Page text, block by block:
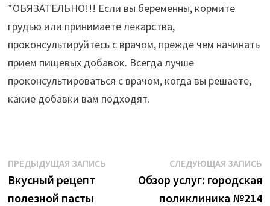
*ОБЯЗАТЕЛЬНО!!! Если вы беременны, кормите
грудью или принимаете лекарства,
проконсультируйтесь с врачом, прежде чем начинать
прием пищевых добавок. Всегда лучше
проконсультироваться с врачом, когда вы решаете,
какие добавки вам подходят.
Навигация
по
ПРЕДЫДУЩАЯ ЗАПИСЬПредыдущая
запись:
Вкусный рецепт
полезной пасты
СЛЕДУЮЩАЯ ЗАПИСЬ
Обзор услуг: городская
поликлиника №214